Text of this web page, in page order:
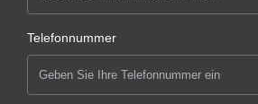
Telefonnummer